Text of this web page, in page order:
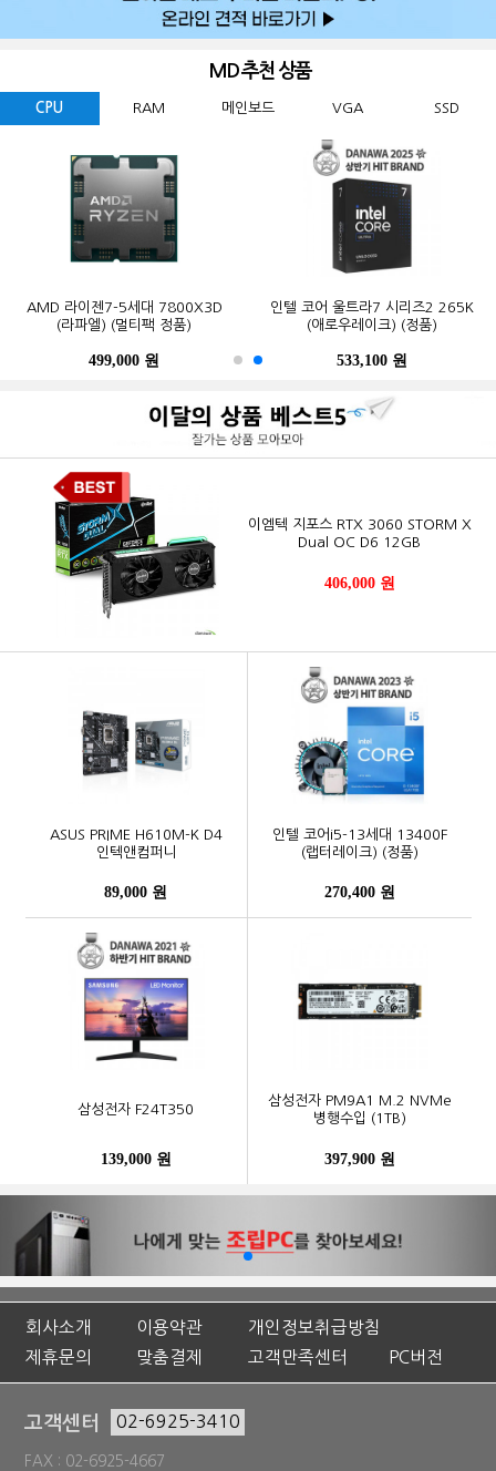
MD 추천 상품
CPU RAM 메인보드 VGA SSD
AMD 라이젠7-5세대 7800X3D
(라파엘) (멀티팩 정품)
499,000 원
인텔 코어 울트라7 시리즈2 265K
(애로우레이크) (정품)
533,100 원
ESSENCORE KLEVV DDR5-5600
CL46 파인인포 (16GB)
341,000 원
마이크론 Crucial DDR5-5600 CL46
PRO 대원씨티에스 (16GB)
387,000 원
GIGABYTE B650M K 피씨디렉트
123,000 원
ASUS TUF Gaming B850-PLUS WIFI
STCOM(조립용)
339,000 원
GIGABYTE 지포스 RTX 5060
WINDFORCE MAX OC D7 8GB
피씨디렉트
610,000 원
MSI 지포스 RTX 5070 게이밍 트리오
OC D7 12GB 트라이프로져4
1,299,000 원
Western Digital WD BLACK
SN850X M.2 NVMe (2TB)
550,000 원
삼성전자 990 PRO M.2 NVMe (2TB)
1,027,000 원
이엠텍 지포스 RTX 3060 STORM X
Dual OC D6 12GB
406,000 원
ASUS PRIME H610M-K D4
인텍앤컴퍼니
89,000 원
인텔 코어i5-13세대 13400F
(랩터레이크) (정품)
270,400 원
삼성전자 F24T350
139,000 원
삼성전자 PM9A1 M.2 NVMe
병행수입 (1TB)
397,900 원
회사소개 이용약관
개인정보취급방침
제휴문의
맞춤결제 고객만족센터 PC버전
고객센터 02-6925-3410
FAX : 02-6925-4667